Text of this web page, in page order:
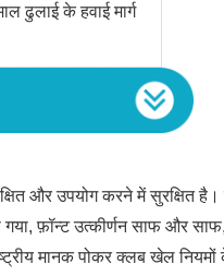
ढुलाई के हवाई मार्ग
और उपयोग करने में सुरक्षित
गया, फ़ॉन्ट उत्कीर्णन साफ और
मानक पोकर क्लब खेल